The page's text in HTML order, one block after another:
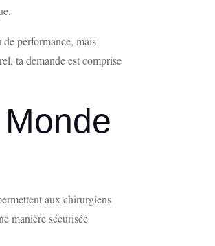
performance, mais
ta demande est comprise
aux chirurgiens
manière sécurisée